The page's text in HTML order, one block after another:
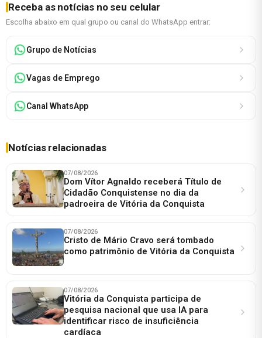
Receba as notícias no seu celular
Escolha abaixo em qual grupo ou canal do WhatsApp entrar:
Grupo de Notícias
Vagas de Emprego
Canal WhatsApp
Notícias relacionadas
07/08/2026
Dom Vítor Agnaldo receberá Título de
Cidadão Conquistense no dia da
padroeira de Vitória da Conquista
07/08/2026
Cristo de Mário Cravo será tombado
como patrimônio de Vitória da Conquista
07/08/2026
Vitória da Conquista participa de
pesquisa nacional que usa IA para
identificar risco de insuficiência
cardíaca